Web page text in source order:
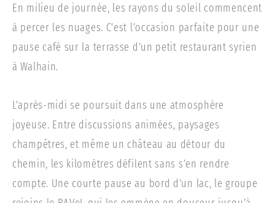
En milieu de journée, les rayons du soleil commencent
à percer les nuages. C’est l’occasion parfaite pour une
pause café sur la terrasse d’un petit restaurant syrien
à Walhain.
L’après-midi se poursuit dans une atmosphère
joyeuse. Entre discussions animées, paysages
champêtres, et même un château au détour du
chemin, les kilomètres défilent sans s’en rendre
compte. Une courte pause au bord d’un lac, le groupe